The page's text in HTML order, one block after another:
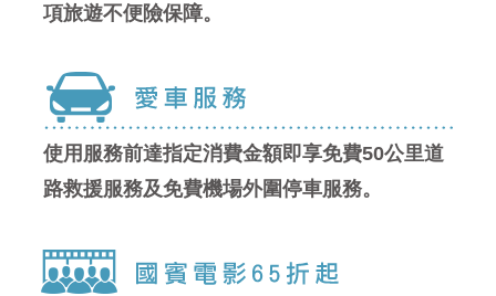
項旅遊不便險保障。
使用服務前達指定消費金額即享免費50公里道
路救援服務及免費機場外圍停車服務。